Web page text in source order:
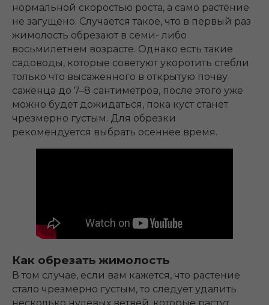
нормальной скоростью роста, а само растение
не загущено. Случается такое, что в первый раз
жимолость обрезают в семи- либо
восьмилетнем возрасте. Однако есть такие
садоводы, которые советуют укоротить стебли
только что высаженного в открытую почву
саженца до 7–8 сантиметров, после этого уже
можно будет дожидаться, пока куст станет
чрезмерно густым. Для обрезки
рекомендуется выбрать осеннее время.
Как обрезать жимолость
В том случае, если вам кажется, что растение
стало чрезмерно густым, то следует удалить